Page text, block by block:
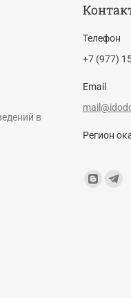
в
Телефон
+7 (977)
Email
Регион
Find us on:
Blogger